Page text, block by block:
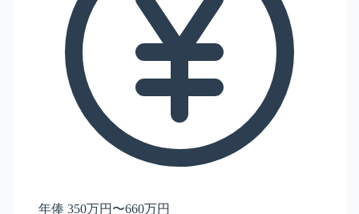
年俸 350万円〜660万円